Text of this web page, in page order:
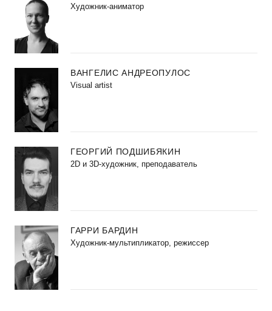
Художник-аниматор
ВАНГЕЛИС АНДРЕОПУЛОС
Visual artist
ГЕОРГИЙ ПОДШИБЯКИН
2D и 3D-художник, преподаватель
ГАРРИ БАРДИН
Художник-мультипликатор, режиссер